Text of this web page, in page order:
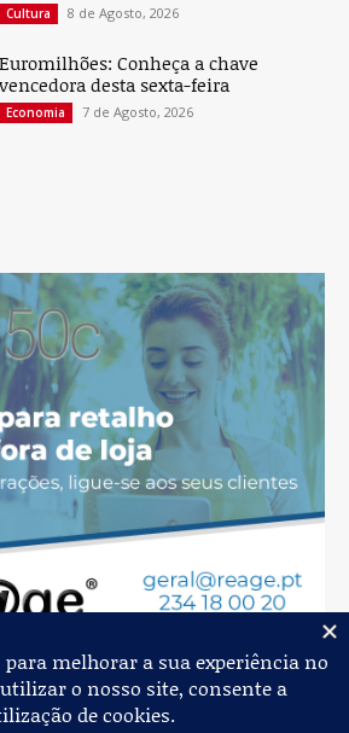
Cultura 8 de Agosto, 2026
Euromilhões: Conheça a chave
vencedora desta sexta-feira
Economia 7 de Agosto, 2026
2026© Todos os Direitos Reservados